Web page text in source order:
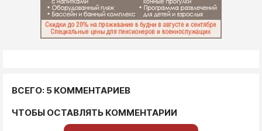
ВСЕГО: 5 КОММЕНТАРИЕВ
ЧТОБЫ ОСТАВЛЯТЬ КОММЕНТАРИИ